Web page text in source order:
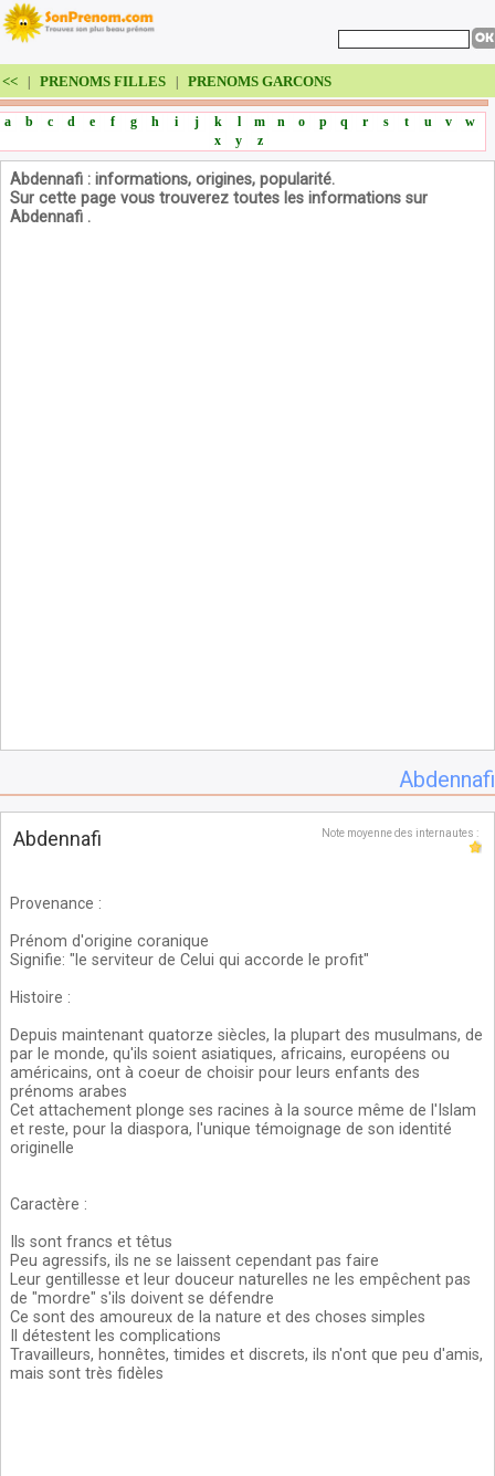
<< PRENOMS FILLES PRENOMS GARCONS
a b c d e f g h i j k l m n o p q r s t u v
w
x
y z
Abdennafi : informations, origines, popularité.
Sur cette page vous trouverez toutes les informations sur
Abdennafi .
Abdennafi
Abdennafi Note moyenne des internautes :
Provenance :
Prénom d'origine coranique
Signifie: "le serviteur de Celui qui accorde le profit"
Histoire :
Depuis maintenant quatorze siècles, la plupart des musulmans, de
par le monde, qu'ils soient asiatiques, africains, européens ou
américains, ont à coeur de choisir pour leurs enfants des
prénoms arabes
Cet attachement plonge ses racines à la source même de l'Islam
et reste, pour la diaspora, l'unique témoignage de son identité
originelle
Caractère :
Ils sont francs et têtus
Peu agressifs, ils ne se laissent cependant pas faire
Leur gentillesse et leur douceur naturelles ne les empêchent pas
de "mordre" s'ils doivent se défendre
Ce sont des amoureux de la nature et des choses simples
Il détestent les complications
Travailleurs, honnêtes, timides et discrets, ils n'ont que peu d'amis,
mais sont très fidèles